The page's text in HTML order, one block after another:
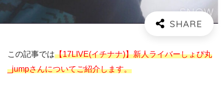
この記事では【17LIVE(イチナナ)】新人ライバーしょぴ丸
_jumpさんについてご紹介します。